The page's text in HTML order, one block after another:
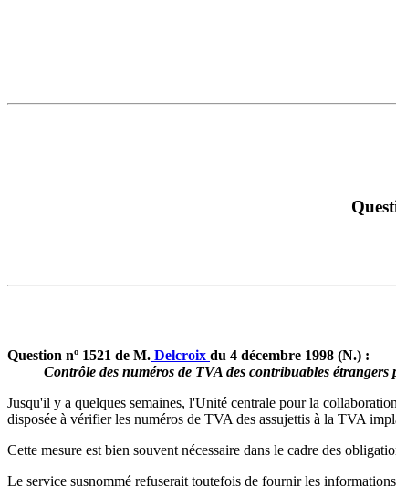
Question nº 1521 de M. Delcroix du 4 décembre 1998 (N.) :
Contrôle des numéros de TVA des contribuables
Jusqu'il y a quelques semaines, l'Unité centrale pour la
disposée à vérifier les numéros de TVA des assujettis à la TVA
Cette mesure est bien souvent nécessaire dans le cadre des
Le service susnommé refuserait toutefois de fournir les